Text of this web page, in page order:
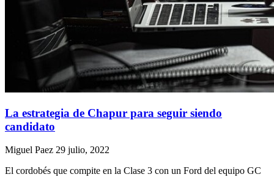
La estrategia de Chapur para seguir siendo
candidato
Miguel Paez 29 julio, 2022
El cordobés que compite en la Clase 3 con un Ford del equipo GC